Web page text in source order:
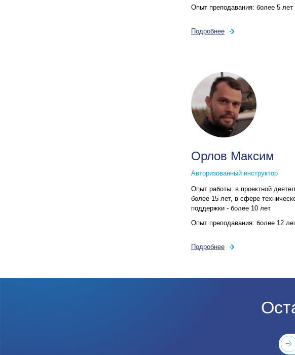
Опыт преподавания: более 5 лет
Подробнее
Орлов Максим
Авторизованный инструктор
Опыт работы: в проектной
более 15 лет, в сфере
поддержки - более 10 лет
Опыт преподавания: более 12
Подробнее